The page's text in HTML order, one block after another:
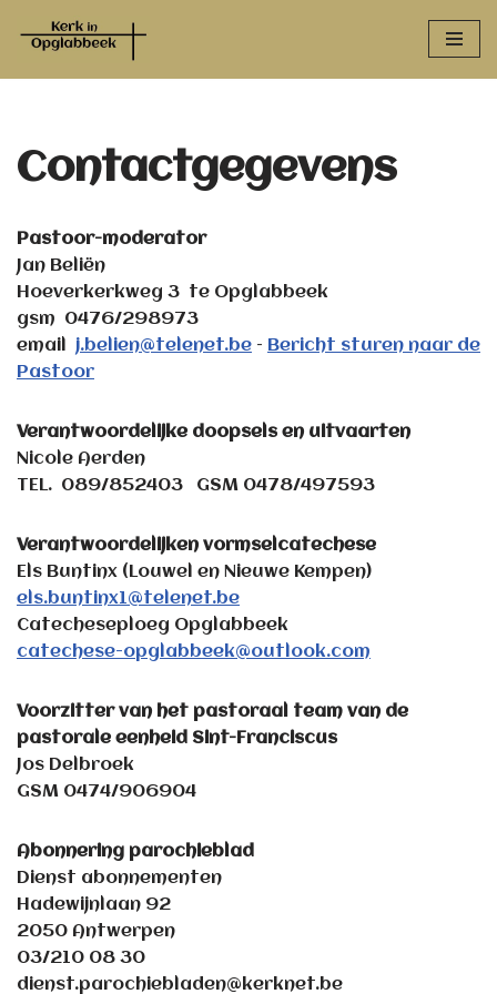
Contactgegevens
Pastoor-moderator
Jan Beliën
Hoeverkerkweg 3 te Opglabbeek
gsm 0476/298973
email j.belien@telenet.be – Bericht sturen naar de
Pastoor
Verantwoordelijke doopsels en uitvaarten
Nicole Aerden
TEL. 089/852403 GSM 0478/497593
Verantwoordelijken vormselcatechese
Els Buntinx (Louwel en Nieuwe Kempen)
els.buntinx1@telenet.be
Catecheseploeg Opglabbeek
catechese-opglabbeek@outlook.com
Voorzitter van het pastoraal team van de
pastorale eenheid Sint-Franciscus
Jos Delbroek
GSM 0474/906904
Abonnering parochieblad
Dienst abonnementen
Hadewijnlaan 92
2050 Antwerpen
03/210 08 30
dienst.parochiebladen@kerknet.be